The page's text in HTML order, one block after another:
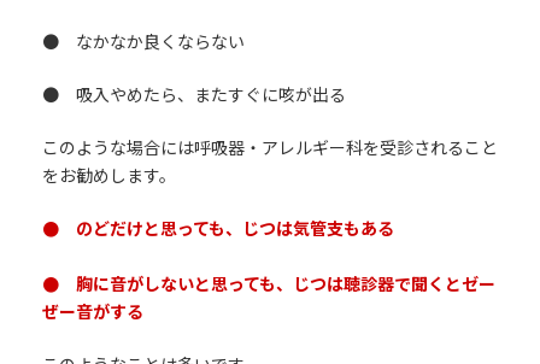
● なかなか良くならない
● 吸入やめたら、またすぐに咳が出る
このような場合には呼吸器・アレルギー科を受診されること
をお勧めします。
● のどだけと思っても、じつは気管支もある
● 胸に音がしないと思っても、じつは聴診器で聞くとゼー
ぜー音がする